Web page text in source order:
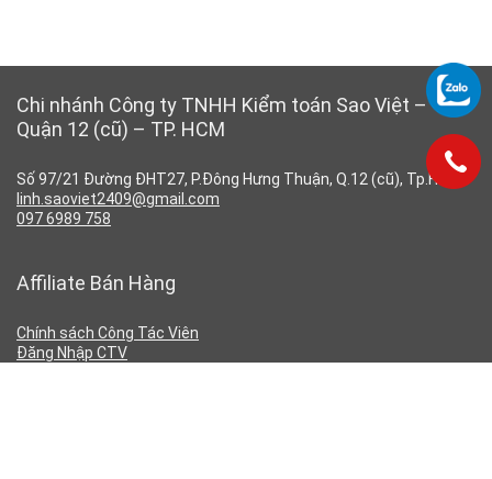
Chi nhánh Công ty TNHH Kiểm toán Sao Việt –
Quận 12 (cũ) – TP. HCM
Số 97/21 Đường ĐHT27, P.Đông Hưng Thuận, Q.12 (cũ), Tp.HCM
linh.saoviet2409@gmail.com
097 6989 758
Affiliate Bán Hàng
Chính sách Công Tác Viên
Đăng Nhập CTV